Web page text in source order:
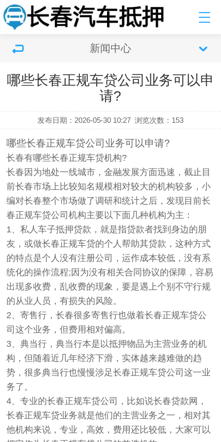
新闻中心
哪些长春正规车贷公司业务可以申
请?
发布日期：2026-05-30 10:27 浏览次数： 153
哪些长春正规车贷公司业务可以申请?
长春有哪些长春正规车贷机构?
长春因为地处一线城市，金融发展方面迅速，截止目
前长春市场上比较知名规模相对较大的机构较多，小
编对长春整个市场做了调研和统计之后，发现目前长
春正规车贷公司机构主要以下面几种机构为主：
1、私人车子抵押贷款，就是指贷款者找到身边的朋
友，或做长春正规车贷的个人帮助其贷款，这种方式
的特点是个人没有注册公司，运作成本较低，没有系
统化的操作流程;因为没有相关合同协议的保障，容易
出现多收费，乱收费的现象，要是遇上个别不守行规
的从业人员，有损失的风险。
2、寄售行，长春很多寄售行也做着长春正规车贷公
司这个业务，但费用相对偏高。
3、典当行，典当行本是以抵押物品为主营业务的机
构，但随着近几年经济下滑，实体越来越难做的趋
势，很多典当行也慢慢涉足长春正规车贷公司这一业
务了。
4、专业的长春正规车贷公司，比如说长春贷款网，
长春正规车贷业务就是他们的主营业务之一，相对其
他机构来说，专业，高效，费用还比较低，大家可以